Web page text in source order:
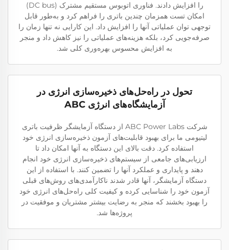
را افزایش دادند. فناوری اتوبوس مستقیم مشترک (DC bus)
امکان تست همزمان چندین باتری را فراهم کرد و به‌طور قابل
توجهی توان عملیاتی آنها را افزایش داد. این کارایی نه تنها زمان را
صرفه‌جویی کرد، بلکه هزینه‌های عملیاتی را نیز کاهش داد و منجر
به افزایش محسوس بهره‌وری کلی شد.
تحول در راه‌حل‌های ذخیره‌سازی انرژی در
آزمایشگاه‌های انرژی ABC
شرکت ABC Power Labs از دستگاه آزمایشگر ظرفیت باتری
لیتیومی ما برای بهبود قابلیت‌های آزمون ذخیره‌سازی انرژی خود
استفاده کرد. دقت بالای این دستگاه به آنها امکان داد تا
ارزیابی‌های جامعی از سیستم‌های ذخیره‌سازی انرژی خود انجام
دهند و پایداری و عملکرد آنها را تضمین کنند. با استفاده از این
دستگاه آزمایشگر، آنها قادر شدند ناکارآمدی‌های روش‌های قبلی
آزمون خود را شناسایی کرده و کیفیت کلی راه‌حل‌های انرژی خود
را بهبود بخشند که منجر به رضایت بیشتر مشتریان و موفقیت در
پروژه‌ها شد.